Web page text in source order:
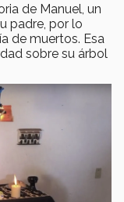
de Manuel, un
padre, por lo
de muertos. Esa
sobre su árbol